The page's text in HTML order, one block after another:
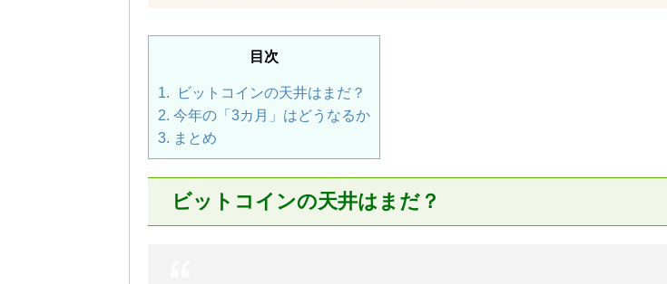
目次
1. ビットコインの天井はまだ？
2. 今年の「3カ月」はどうなるか
3. まとめ
ビットコインの天井はまだ？